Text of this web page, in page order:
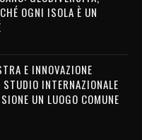
OGNI ISOLA È UN
E INNOVAZIONE
INTERNAZIONALE
UN LUOGO COMUNE